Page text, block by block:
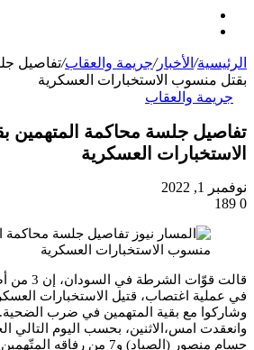
الرئيسية/ الأخبار/جريمة والعقاب/تفاصيل
بقتل منسوب الاستخبارات العسكرية
جريمة والعقاب
تفاصيل جلسة محاكمة المتهمين
الاستخبارات العسكرية
نوفمبر 1, 2022
0
في عملية اغتصاب، قتيل الاستخبارات
وشاركوا مع بقية المتهمين في ضرب الضحية.
وانعقدت امس،الاثنين، بحسب اليوم التالي
حسام منصور (الصياد) و7 من